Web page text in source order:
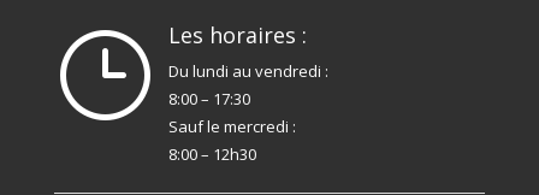
} Les horaires :
Du lundi au vendredi :
8:00 – 17:30
Sauf le mercredi :
8:00 – 12h30